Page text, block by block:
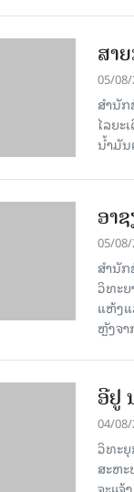
ສາ
05/08/
ສຳນັກ
ໄລຍະ
ນໍ້າມັນ
ອາ
05/08/
ສຳນັ
ວິທະຍ
ແຫ້ງ
ຫຼັງຈ
ອີຢູ
04/08/
ວິທະຍຸ
ສະຫ